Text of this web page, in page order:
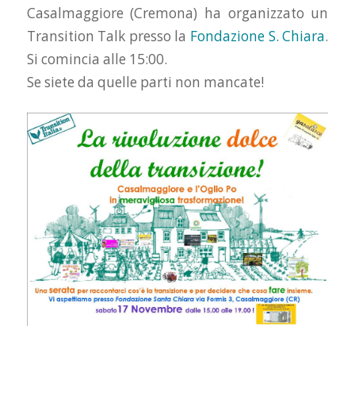
Casalmaggiore (Cremona) ha organizzato un
Transition Talk presso la Fondazione S. Chiara.
Si comincia alle 15:00.
Se siete da quelle parti non mancate!